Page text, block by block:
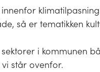
så er tematikken
i kommunen
står ovenfor.